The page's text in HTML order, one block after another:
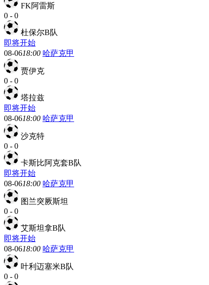
FK阿雷斯
0 - 0
杜保尔B队
即将开始
08-0618:00 哈萨克甲
贾伊克
0 - 0
塔拉兹
即将开始
08-0618:00 哈萨克甲
沙克特
0 - 0
卡斯比阿克套B队
即将开始
08-0618:00 哈萨克甲
图兰突厥斯坦
0 - 0
艾斯坦拿B队
即将开始
08-0618:00 哈萨克甲
叶利迈塞米B队
0 - 0